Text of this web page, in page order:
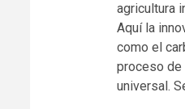
agricultura
Aquí la
como el
proceso de
universal.